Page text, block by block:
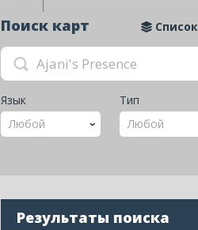
Поиск карт
Язык
Любой
Тип
Любой
Результаты поиска